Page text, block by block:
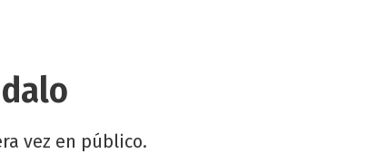
vez en público.